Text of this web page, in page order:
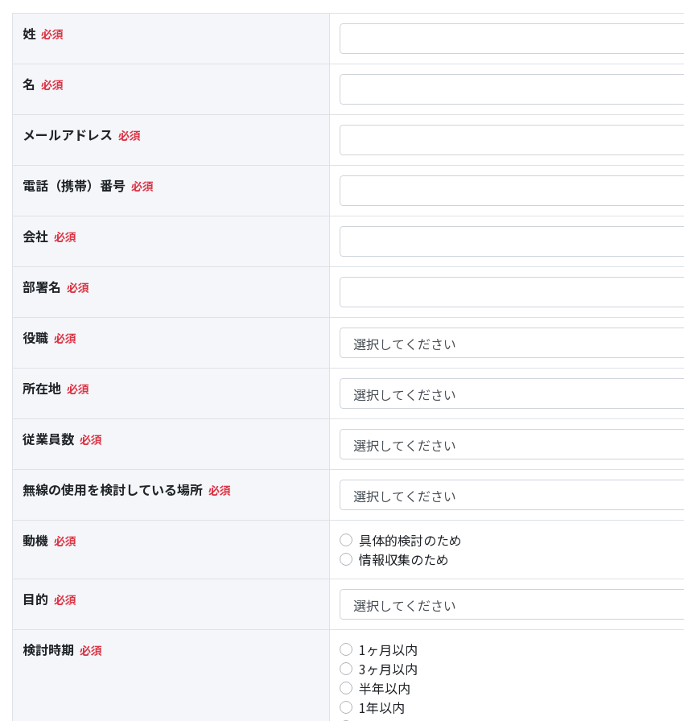
姓
名
メールアドレス
電話（携帯）番号
会社
部署名
役職
所在地
従業員数
無線の使用を検討している場所
動機
具体的検討のため
情報収集のため
目的
検討時期
1ヶ月以内
3ヶ月以内
半年以内
1年以内